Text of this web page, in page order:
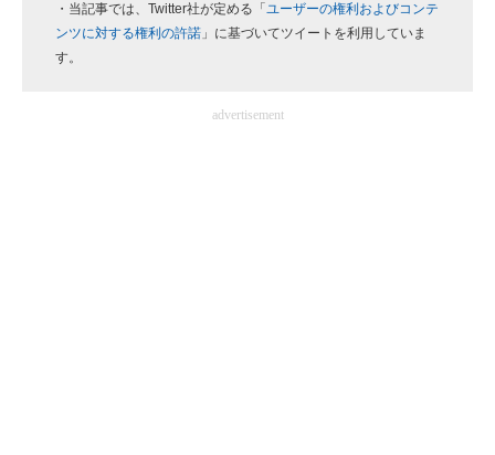
・当記事では、Twitter社が定める「 ユーザーの権利およびコンテ
ンツに対する権利の許諾 」に基づいてツイートを利用していま
す。
advertisement